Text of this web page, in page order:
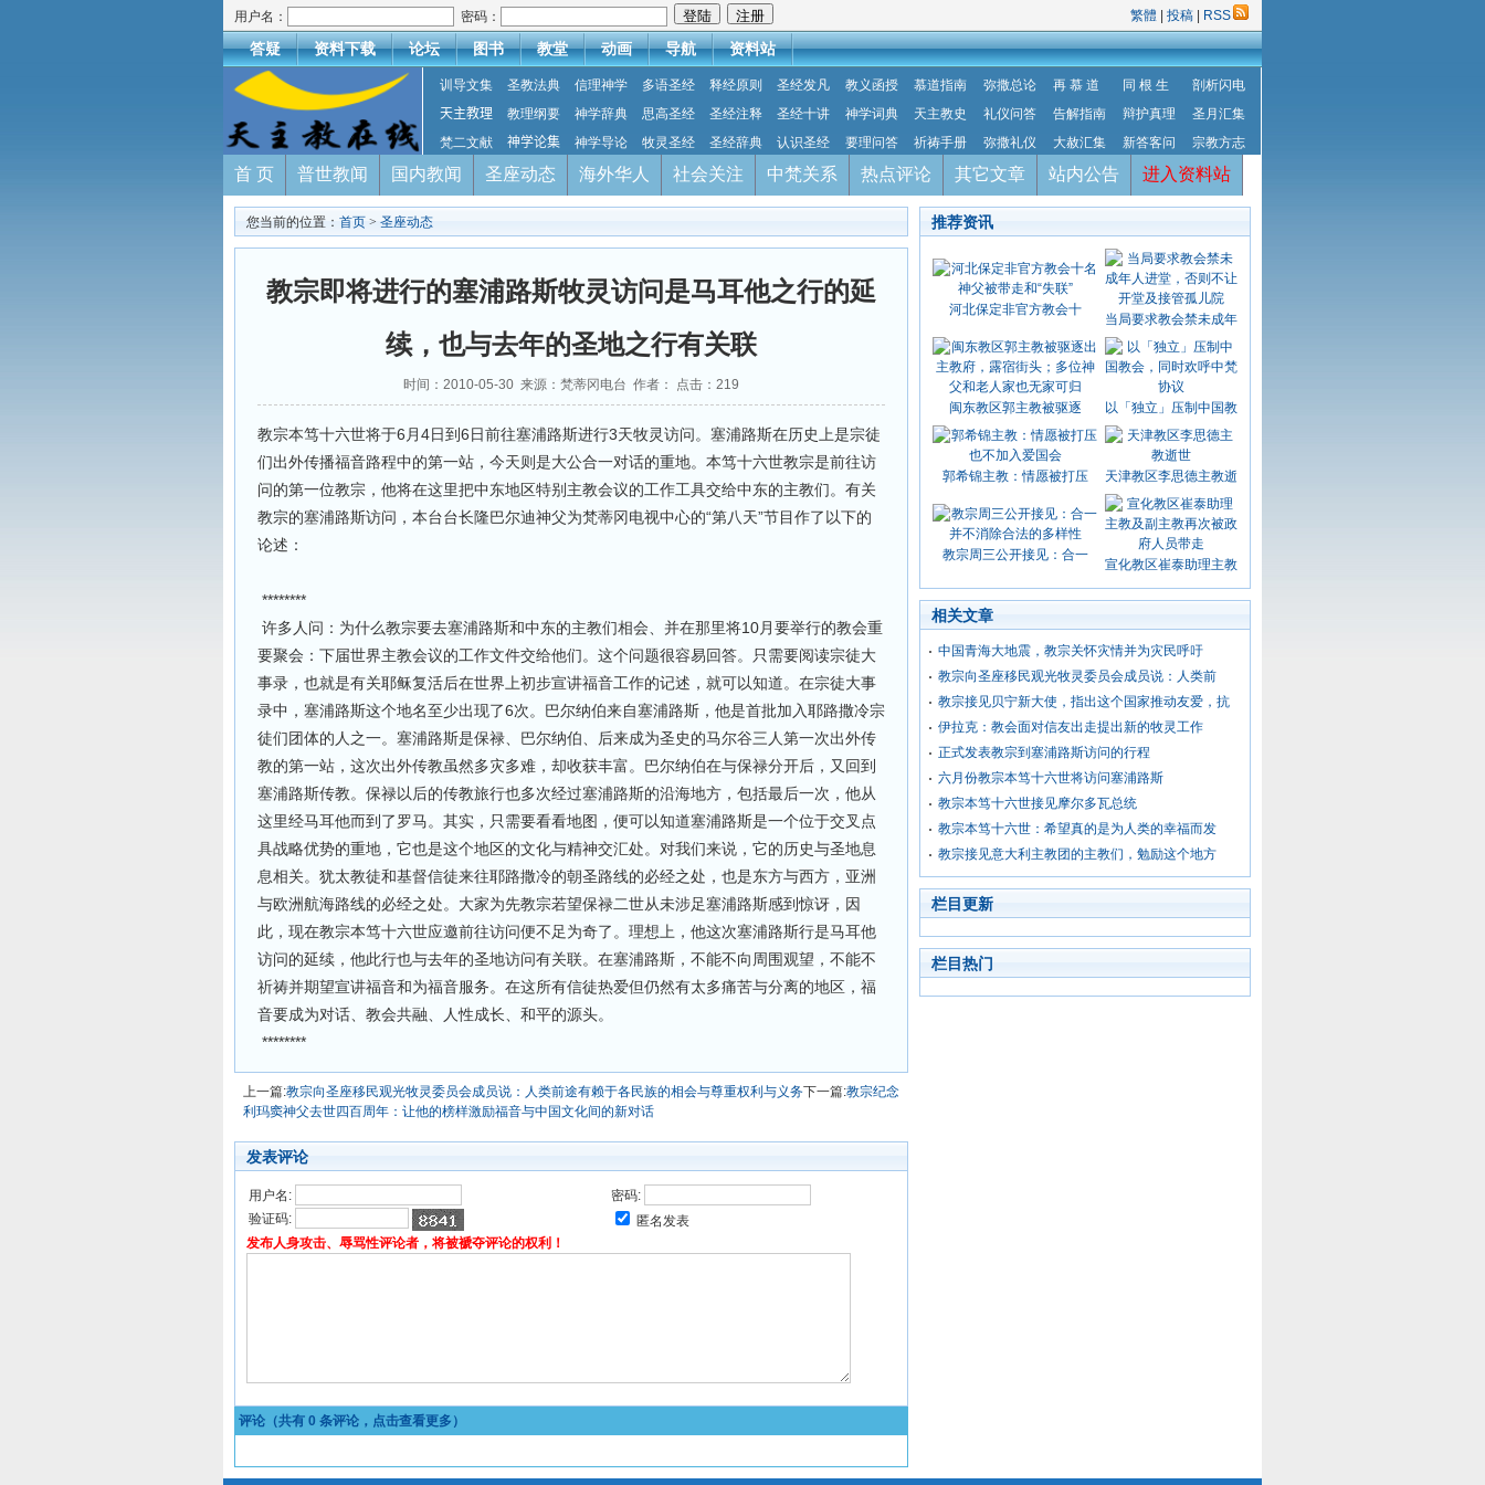
用户名： 密码： 繁體 投稿 RSS
答疑 资料下载 论坛 图书 教堂 动画 导航 资料站
训导文集 圣教法典 信理神学 多语圣经 释经原则 圣经发凡 教义函授 慕道指南 弥撒总论 再 慕 道 同 根 生
剖析闪电
天主教理
教理纲要 神学辞典 思高圣经 圣经注释 圣经十讲 神学词典 天主教史 礼仪问答 告解指南 辩护真理
圣月汇集
梵二文献
神学论集 神学导论 牧灵圣经 圣经辞典 认识圣经 要理问答 祈祷手册 弥撒礼仪 大赦汇集 新答客问 宗教方志
首 页 普世教闻 国内教闻 圣座动态 海外华人 社会关注 中梵关系 热点评论 其它文章 站内公告 进入资料站
您当前的位置： 首页 > 圣座动态
教宗即将进行的塞浦路斯牧灵访问是马耳他之行的延
续，也与去年的圣地之行有关联
时间：2010-05-30 来源：梵蒂冈电台 作者： 点击： 219
教宗本笃十六世将于6月4日到6日前往塞浦路斯进行3天牧灵访问。塞浦路斯在历史上是宗徒
们出外传播福音路程中的第一站，今天则是大公合一对话的重地。本笃十六世教宗是前往访
问的第一位教宗，他将在这里把中东地区特别主教会议的工作工具交给中东的主教们。有关
教宗的塞浦路斯访问，本台台长隆巴尔迪神父为梵蒂冈电视中心的“第八天”节目作了以下的
论述：
********
许多人问：为什么教宗要去塞浦路斯和中东的主教们相会、并在那里将10月要举行的教会重
要聚会：下届世界主教会议的工作文件交给他们。这个问题很容易回答。只需要阅读宗徒大
事录，也就是有关耶稣复活后在世界上初步宣讲福音工作的记述，就可以知道。在宗徒大事
录中，塞浦路斯这个地名至少出现了6次。巴尔纳伯来自塞浦路斯，他是首批加入耶路撒冷宗
徒们团体的人之一。塞浦路斯是保禄、巴尔纳伯、后来成为圣史的马尔谷三人第一次出外传
教的第一站，这次出外传教虽然多灾多难，却收获丰富。巴尔纳伯在与保禄分开后，又回到
塞浦路斯传教。保禄以后的传教旅行也多次经过塞浦路斯的沿海地方，包括最后一次，他从
这里经马耳他而到了罗马。其实，只需要看看地图，便可以知道塞浦路斯是一个位于交叉点
具战略优势的重地，它也是这个地区的文化与精神交汇处。对我们来说，它的历史与圣地息
息相关。犹太教徒和基督信徒来往耶路撒冷的朝圣路线的必经之处，也是东方与西方，亚洲
与欧洲航海路线的必经之处。大家为先教宗若望保禄二世从未涉足塞浦路斯感到惊讶，因
此，现在教宗本笃十六世应邀前往访问便不足为奇了。理想上，他这次塞浦路斯行是马耳他
访问的延续，他此行也与去年的圣地访问有关联。在塞浦路斯，不能不向周围观望，不能不
祈祷并期望宣讲福音和为福音服务。在这所有信徒热爱但仍然有太多痛苦与分离的地区，福
音要成为对话、教会共融、人性成长、和平的源头。
********
上一篇:教宗向圣座移民观光牧灵委员会成员说：人类前途有赖于各民族的相会与尊重权利与义务下一篇:教宗纪念
利玛窦神父去世四百周年：让他的榜样激励福音与中国文化间的新对话
发表评论
用户名:
密码:
验证码:
匿名发表
发布人身攻击、辱骂性评论者，将被褫夺评论的权利！
评论（共有 0 条评论，点击查看更多）
推荐资讯
河北保定非官方教会十
当局要求教会禁未成年
闽东教区郭主教被驱逐 以「独立」压制中国教
郭希锦主教：情愿被打压 天津教区李思德主教逝
教宗周三公开接见：合一
宣化教区崔泰助理主教
相关文章
中国青海大地震，教宗关怀灾情并为灾民呼吁
教宗向圣座移民观光牧灵委员会成员说：人类前
教宗接见贝宁新大使，指出这个国家推动友爱，抗
伊拉克：教会面对信友出走提出新的牧灵工作
正式发表教宗到塞浦路斯访问的行程
六月份教宗本笃十六世将访问塞浦路斯
教宗本笃十六世接见摩尔多瓦总统
教宗本笃十六世：希望真的是为人类的幸福而发
教宗接见意大利主教团的主教们，勉励这个地方
栏目更新
栏目热门